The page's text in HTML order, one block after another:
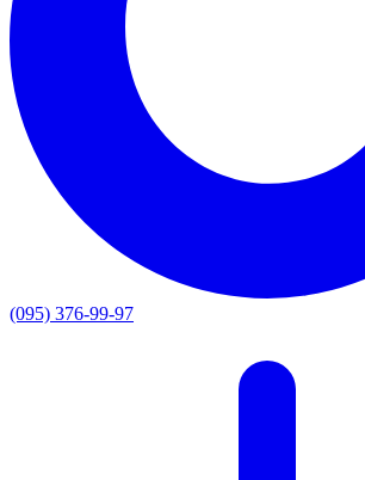
(095) 376-99-97